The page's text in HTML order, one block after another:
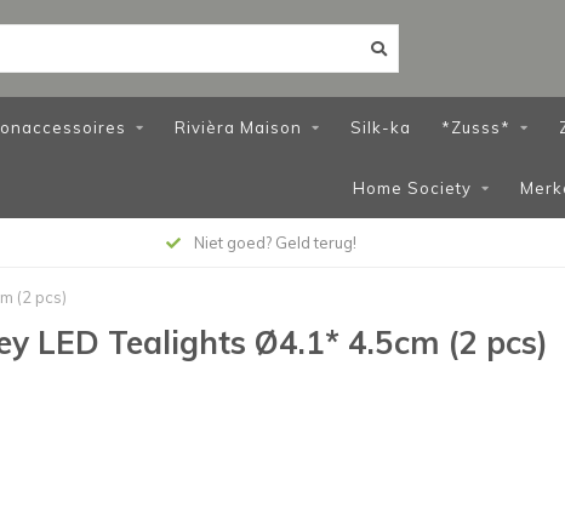
Rivièra Maison Silk-ka *Zusss*
Home Society
Niet goed? Geld terug!
(2 pcs)
LED Tealights Ø4.1* 4.5cm (2 pcs)